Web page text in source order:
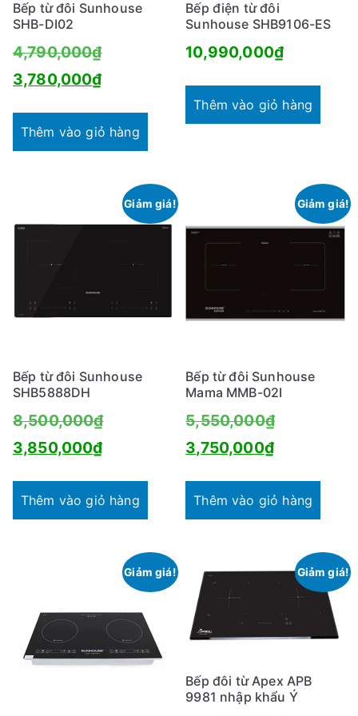
Bếp từ đôi Sunhouse
SHB-DI02
4,790,000₫Giá
gốc
4,790,000₫.
3,780,000₫Giá
tại
3,780,000₫.
Thêm vào giỏ hàng
Bếp điện từ đôi
Sunhouse SHB9106-ES
10,990,000₫
Thêm vào giỏ hàng
Giảm giá!
Bếp từ đôi Sunhouse
SHB5888DH
8,500,000₫Giá
gốc
8,500,000₫.
3,850,000₫Giá
tại
3,850,000₫.
Thêm vào giỏ hàng
Giảm giá!
Bếp từ đôi Sunhouse
Mama MMB-02I
5,550,000₫Giá
gốc
3,750,000₫Giá
tại
Thêm vào giỏ hàng
Giảm giá! Giảm giá!
Bếp đôi từ Apex APB
9981 nhập khẩu Ý